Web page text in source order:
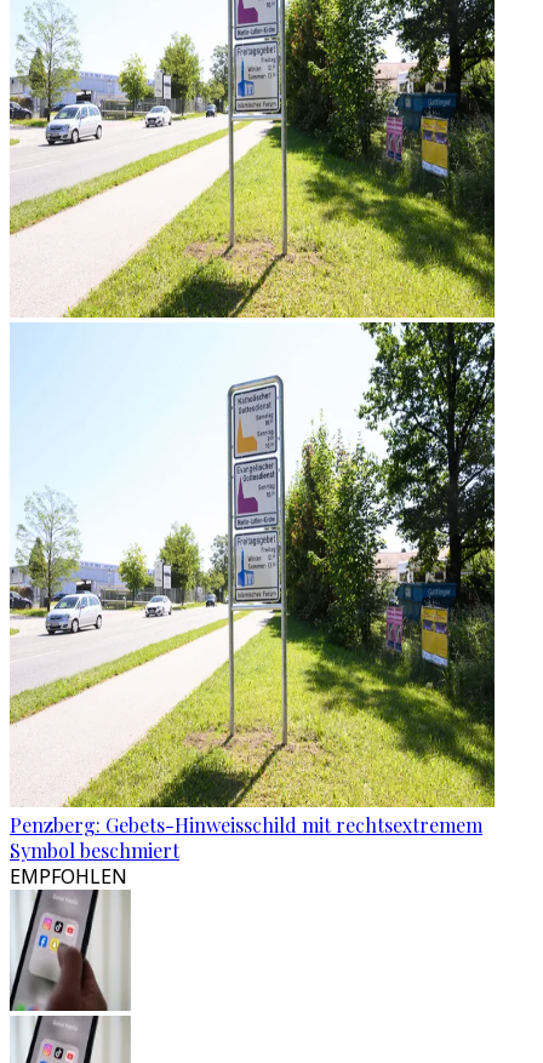
Penzberg: Gebets-Hinweisschild mit rechtsextremem
Symbol beschmiert
EMPFOHLEN